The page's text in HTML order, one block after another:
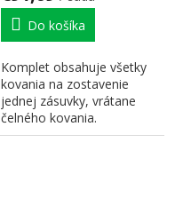
Do košíka
Komplet obsahuje všetky
kovania na zostavenie
jednej zásuvky, vrátane
čelného kovania.